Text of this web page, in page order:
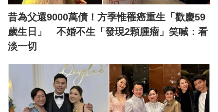
昔為父還9000萬債！方季惟罹癌重生「歡慶59
歲生日」 不婚不生「發現2顆腫瘤」笑喊：看
淡一切